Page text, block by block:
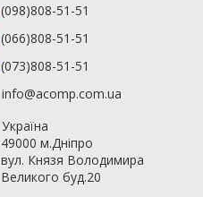
(098)808-51-51
(066)808-51-51
(073)808-51-51
info@acomp.com.ua
Україна
49000 м.Дніпро
вул. Князя Володимира
Великого буд.20